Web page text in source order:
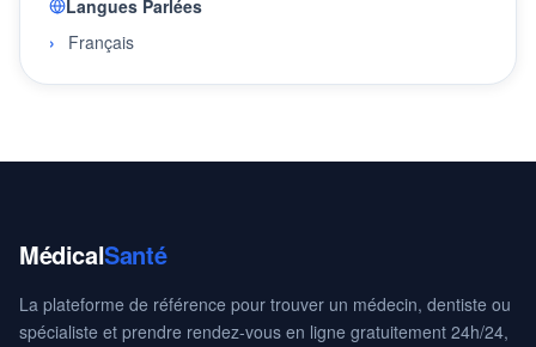
Langues Parlées
Français
MédicalSanté
La plateforme de référence pour trouver un médecin, dentiste ou
spécialiste et prendre rendez-vous en ligne gratuitement 24h/24,